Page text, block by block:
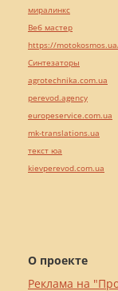
О проекте
Реклама на
миралинкс
Веб мастер
https://
Синтезаторы
agrotechnika.com.ua
perevod.agency
europeservice.com.ua
mk-translations.ua
текст юа
kievperevod.com.ua